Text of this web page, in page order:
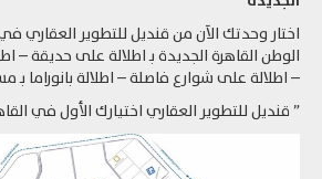
اختار وحدتك الآن من قنديل للتطوير العقاري
الوطن القاهرة الجديدة بـ اطلالة على حديقة –
– اطلالة على شوارع فاصلة – اطلالة بانوراما بـ
” قنديل للتطوير العقاري اختيارك الأول في